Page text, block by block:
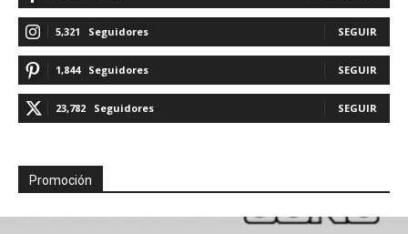
5,321 Seguidores SEGUIR
1,844 Seguidores SEGUIR
23,782 Seguidores SEGUIR
Promoción